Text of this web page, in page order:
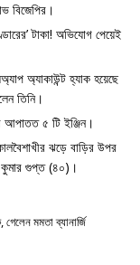
বিজেপির।
টাকা! অভিযোগ পেয়েই
অ্যাকাউন্ট হ্যাক হয়েছে
তিনি।
আপাতত ৫ টি ইঞ্জিন।
ঝড়ে বাড়ির উপর
গুপ্ত (৪০)।
মমতা ব্যানার্জি